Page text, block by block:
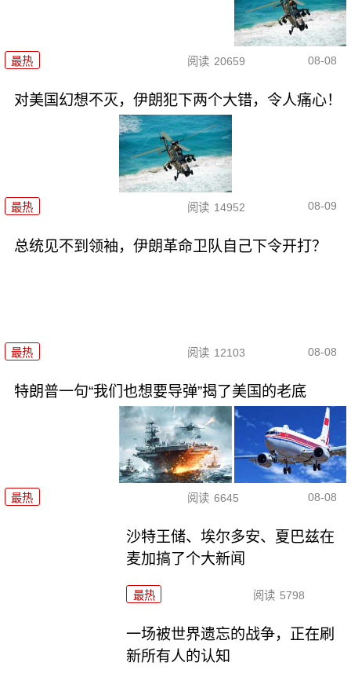
最热 阅读 20659 08-08
对美国幻想不灭，伊朗犯下两个大错，令人痛心！
最热 阅读 14952 08-09
总统见不到领袖，伊朗革命卫队自己下令开打？
最热 阅读 12103 08-08
特朗普一句“我们也想要导弹”揭了美国的老底
最热 阅读 6645 08-08
沙特王储、埃尔多安、夏巴兹在
麦加搞了个大新闻
最热 阅读 5798
一场被世界遗忘的战争，正在刷
新所有人的认知